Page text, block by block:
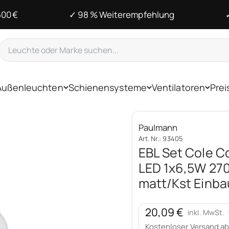
€ ✓ 98 % Weiterempfehlung
Schienensysteme Ventilatoren
Paulmann
Art. Nr.: 93405
EBL Set Cole
LED 1x6,5W
matt/Kst
Angebot
20,09 € inkl. MwSt.
Kostenloser Versand